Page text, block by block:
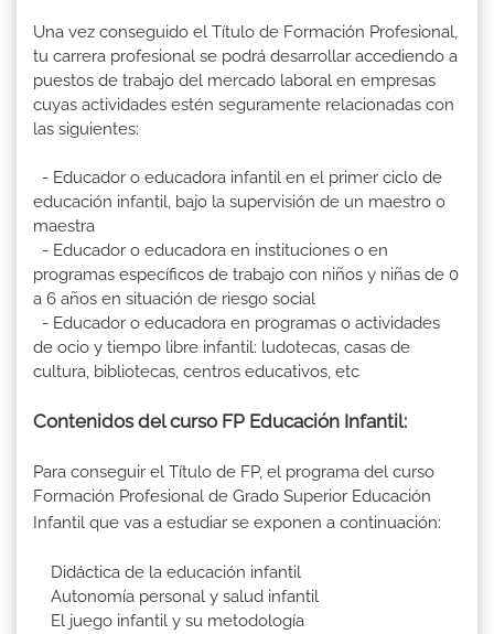
Una vez conseguido el Título de Formación Profesional,
tu carrera profesional se podrá desarrollar accediendo a
puestos de trabajo del mercado laboral en empresas
cuyas actividades estén seguramente relacionadas con
las siguientes:
- Educador o educadora infantil en el primer ciclo de
educación infantil, bajo la supervisión de un maestro o
maestra
- Educador o educadora en instituciones o en
programas específicos de trabajo con niños y niñas de 0
a 6 años en situación de riesgo social
- Educador o educadora en programas o actividades
de ocio y tiempo libre infantil: ludotecas, casas de
cultura, bibliotecas, centros educativos, etc
Contenidos del curso FP Educación Infantil:
Para conseguir el Título de FP, el programa del curso
Formación Profesional de Grado Superior Educación
Infantil que vas a estudiar se exponen a continuación:
Didáctica de la educación infantil
Autonomía personal y salud infantil
El juego infantil y su metodología